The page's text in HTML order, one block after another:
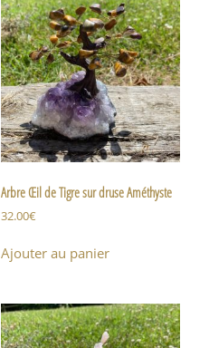
Arbre Œil de Tigre sur druse Améthyste
32.00€
Ajouter au panier